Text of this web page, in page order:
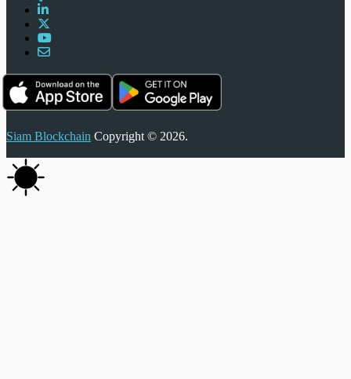
Siam Blockchain Copyright © 2026.